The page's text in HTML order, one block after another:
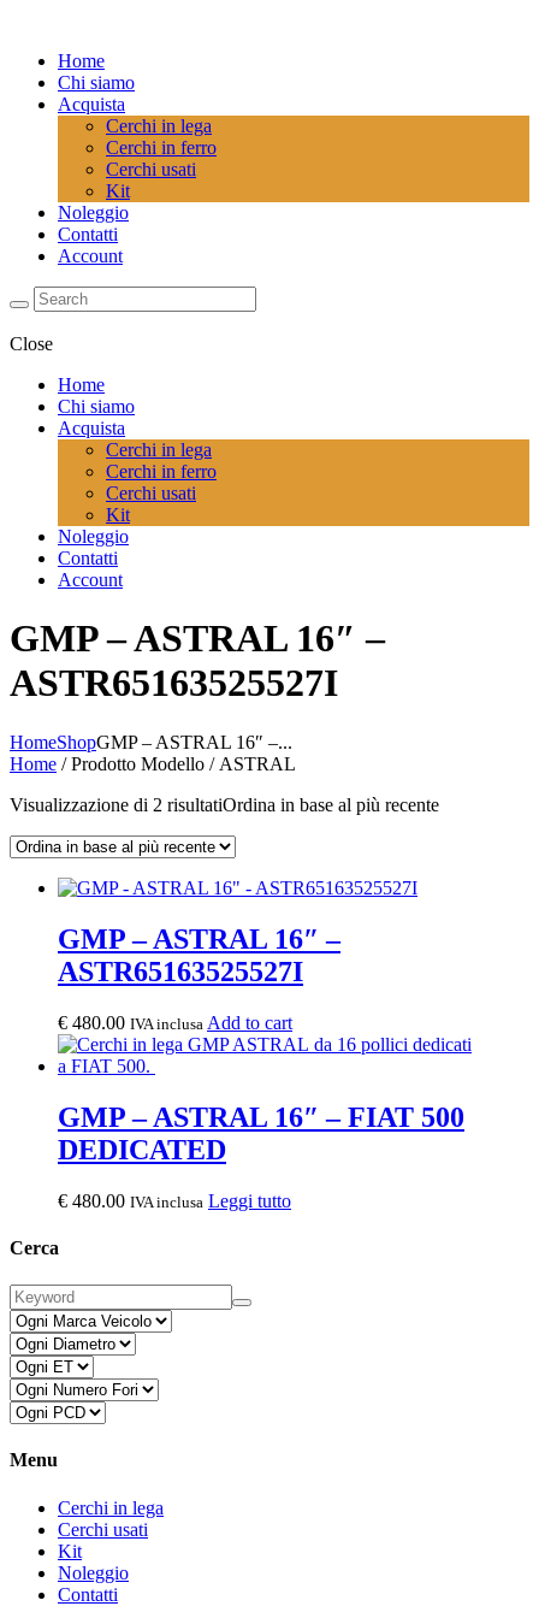
Home
Chi siamo
Acquista
Cerchi in lega
Cerchi in ferro
Cerchi usati
Kit
Noleggio
Contatti
Account
Close
Home
Chi siamo
Acquista
Cerchi in lega
Cerchi in ferro
Cerchi usati
Kit
Noleggio
Contatti
Account
GMP – ASTRAL 16″ –
ASTR65163525527I
HomeShopGMP – ASTRAL 16″ –...
Home / Prodotto Modello / ASTRAL
Visualizzazione di 2 risultatiOrdina in base al più recente
GMP – ASTRAL 16″ –
ASTR65163525527I
€ 480.00 IVA inclusa Add to cart
GMP – ASTRAL 16″ – FIAT 500
DEDICATED
€ 480.00 IVA inclusa Leggi tutto
Cerca
Menu
Cerchi in lega
Cerchi usati
Kit
Noleggio
Contatti